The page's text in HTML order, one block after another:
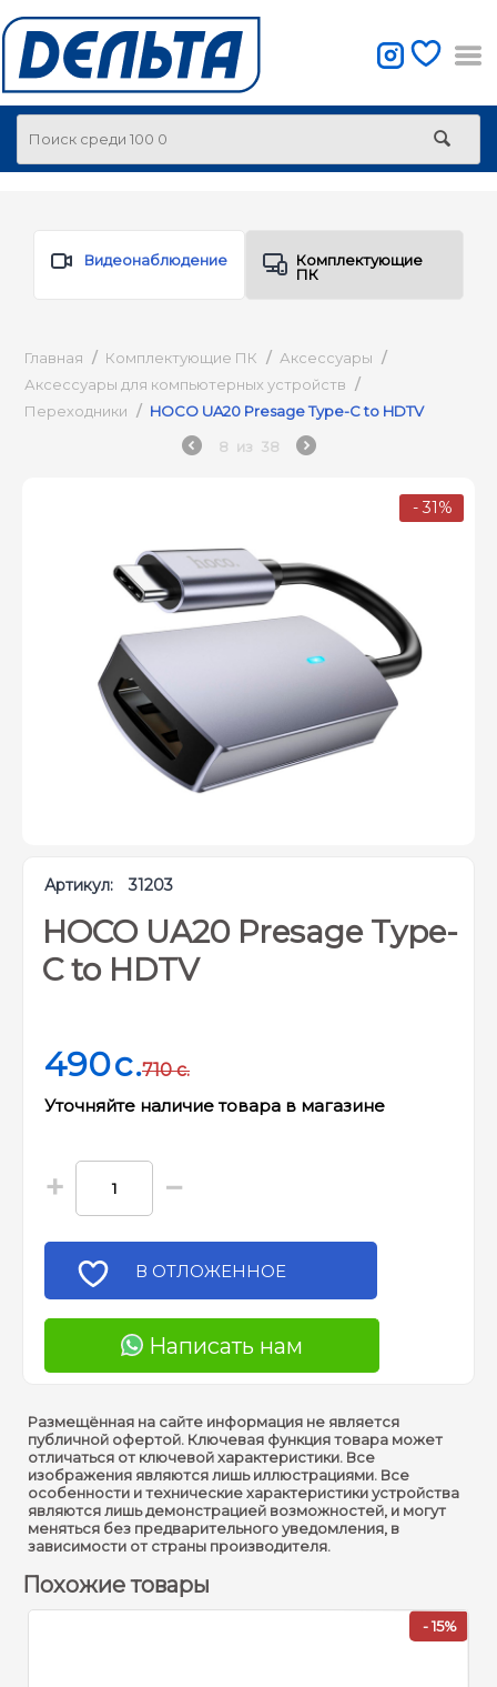
Видеонаблюдение
Комплектующие
ПК
Главная / Комплектующие ПК / Аксессуары /
Аксессуары для компьютерных устройств /
Переходники / HOCO UA20 Presage Type-C to HDTV
8 из 38
- 31%
Артикул: 31203
HOCO UA20 Presage Type-
C to HDTV
490c.
Уточняйте наличие товара в магазине
710 c.
+ −
В ОТЛОЖЕННОЕ
Написать нам
Размещённая на сайте информация не является
публичной офертой. Ключевая функция товара может
отличаться от ключевой характеристики. Все
изображения являются лишь иллюстрациями. Все
особенности и технические характеристики устройства
являются лишь демонстрацией возможностей, и могут
меняться без предварительного уведомления, в
зависимости от страны производителя.
Похожие товары
- 15%